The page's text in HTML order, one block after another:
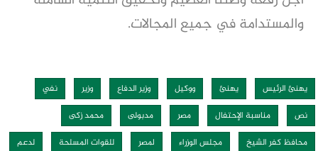
والمستدامة في جميع المجالات.
يهنئ الرئيس يهنئ ووكيل وزير الدفاع وزير
نفي
نص
مناسبة الإحتفال مصر مدبولى
محمد زكى
محافظ كفر الشيخ
مجلس الوزراء لمصر للقوات المسلحة
لدعم